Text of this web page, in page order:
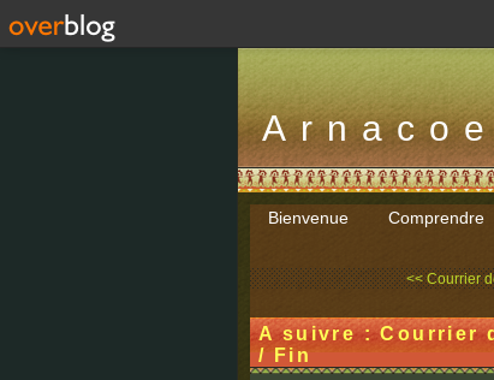
Bienvenue Comprendre
<< Courrier
A suivre : Courrier
/ Fin